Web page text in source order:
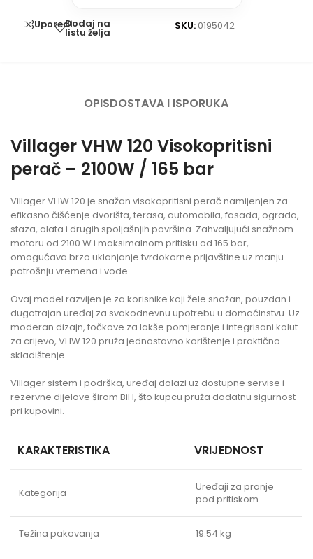
UporediDodaj na
listu želja
SKU: 0195042
OPISDOSTAVA I ISPORUKA
Villager VHW 120 Visokopritisni
perač – 2100W / 165 bar
Villager VHW 120 je snažan visokopritisni perač namijenjen za
efikasno čišćenje dvorišta, terasa, automobila, fasada, ograda,
staza, alata i drugih spoljašnjih površina. Zahvaljujući snažnom
motoru od 2100 W i maksimalnom pritisku od 165 bar,
omogućava brzo uklanjanje tvrdokorne prljavštine uz manju
potrošnju vremena i vode.
Ovaj model razvijen je za korisnike koji žele snažan, pouzdan i
dugotrajan uređaj za svakodnevnu upotrebu u domaćinstvu. Uz
moderan dizajn, točkove za lakše pomjeranje i integrisani kolut
za crijevo, VHW 120 pruža jednostavno korištenje i praktično
skladištenje.
Villager sistem i podrška, uređaj dolazi uz dostupne servise i
rezervne dijelove širom BiH, što kupcu pruža dodatnu sigurnost
pri kupovini.
KARAKTERISTIKA VRIJEDNOST
Kategorija
Uređaji za pranje
pod pritiskom
Težina pakovanja 19.54 kg